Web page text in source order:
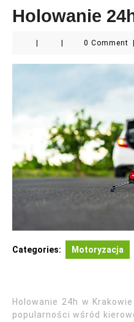
Holowanie
0 Comment
Categories: Motoryzacja
Holowanie 24h w
popularności wśród